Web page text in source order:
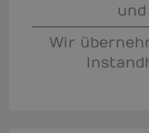
Wir